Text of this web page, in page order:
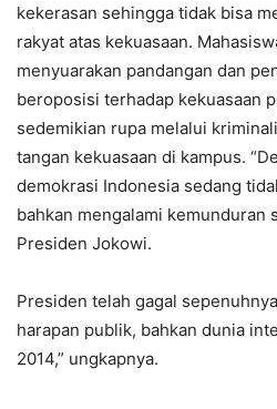
kekerasan sehingga tidak bisa
rakyat atas kekuasaan.
menyuarakan pandangan dan
beroposisi terhadap kekuasaan
sedemikian rupa melalui
tangan kekuasaan di kampus.
demokrasi Indonesia sedang
bahkan mengalami kemunduran
Presiden Jokowi.
Presiden telah gagal
harapan publik, bahkan dunia
2014,” ungkapnya.